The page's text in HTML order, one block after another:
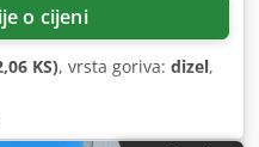
o cijeni
KS), vrsta goriva: dizel,